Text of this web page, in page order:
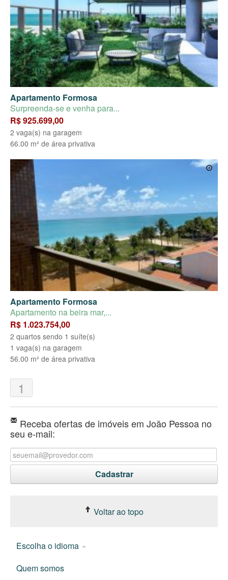
Apartamento Formosa
Surpreenda-se e venha para...
R$ 925.699,00
2 vaga(s) na garagem
66.00 m² de área privativa
Apartamento Formosa
Apartamento na beira mar,...
R$ 1.023.754,00
2 quartos sendo 1 suíte(s)
1 vaga(s) na garagem
56.00 m² de área privativa
1
Receba ofertas de imóveis em João Pessoa no
seu e-mail:
Voltar ao topo
Escolha o idioma
Quem somos